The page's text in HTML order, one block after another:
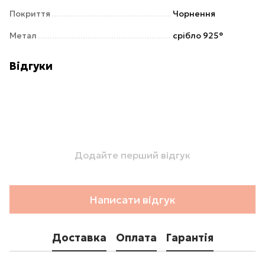
Покриття Чорнення
Метал срібло 925°
Відгуки
Додайте перший відгук
Написати відгук
Доставка Оплата Гарантія